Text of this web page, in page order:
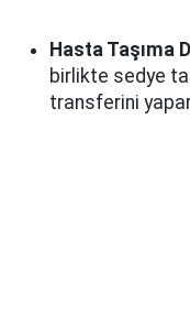
Hasta Taşıma
birlikte sedye
transferini